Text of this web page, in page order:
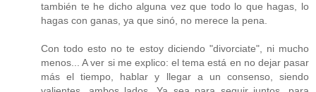
también te he dicho alguna vez que todo lo que hagas, lo
hagas con ganas, ya que sinó, no merece la pena.
Con todo esto no te estoy diciendo "divorciate", ni mucho
menos... A ver si me explico: el tema está en no dejar pasar
más el tiempo, hablar y llegar a un consenso, siendo